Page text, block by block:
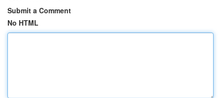
Submit a Comment
No HTML